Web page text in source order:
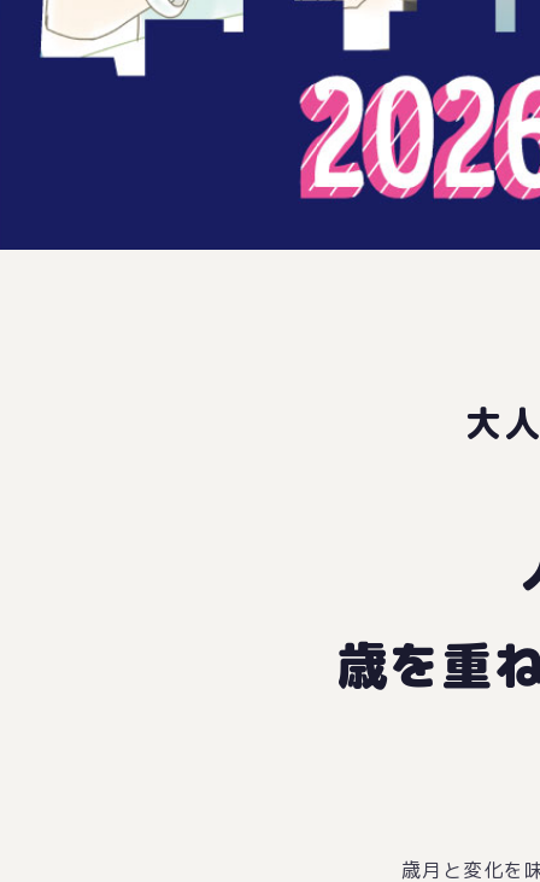
大
歳を重
歳月と変化を